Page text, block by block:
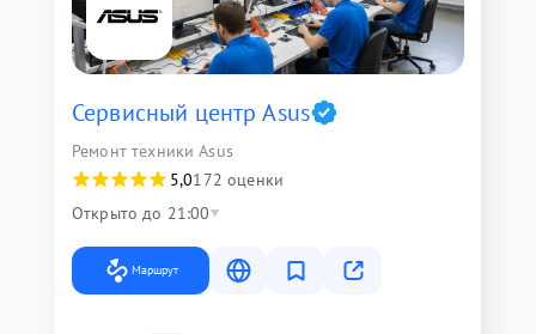
Сервисный центр Asus
Ремонт техники Asus
5,0172 оценки
Открыто до 21:00
Маршрут